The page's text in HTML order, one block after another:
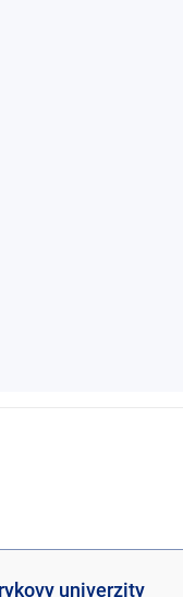
univerzity